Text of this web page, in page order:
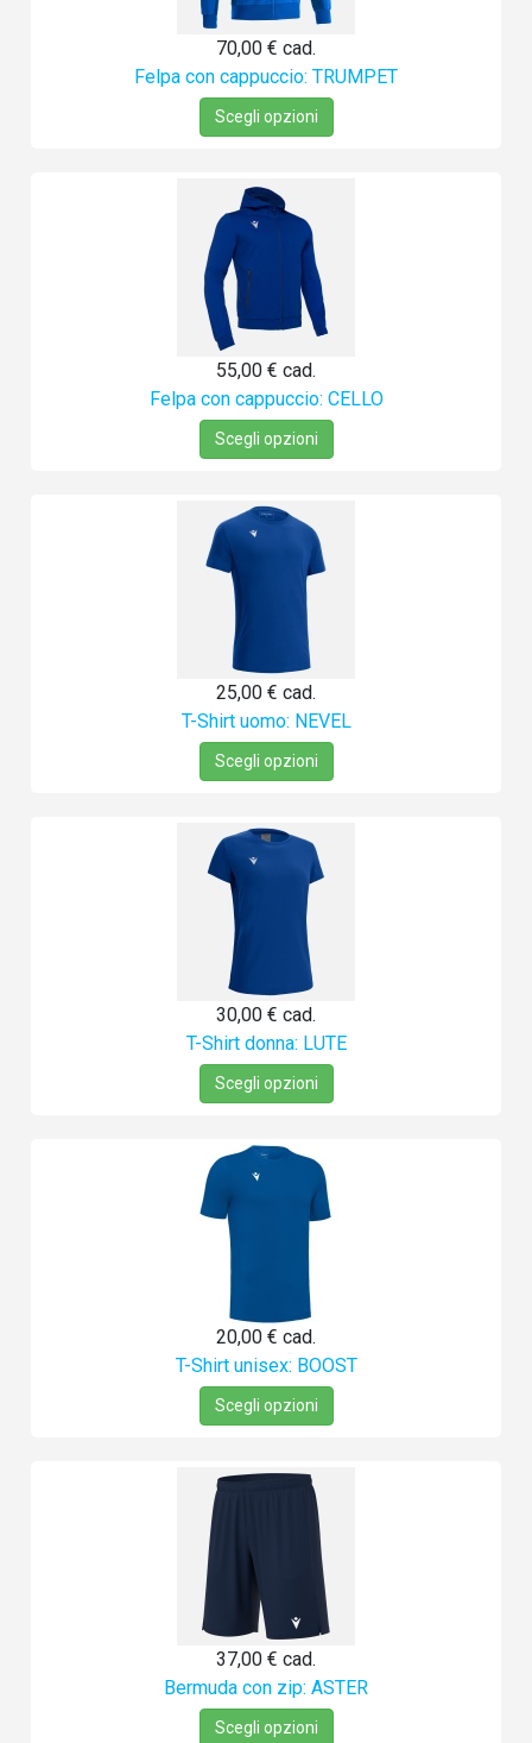
70,00 € cad.
Felpa con cappuccio: TRUMPET
Scegli opzioni
55,00 € cad.
Felpa con cappuccio: CELLO
Scegli opzioni
25,00 € cad.
T-Shirt uomo: NEVEL
Scegli opzioni
30,00 € cad.
T-Shirt donna: LUTE
Scegli opzioni
20,00 € cad.
T-Shirt unisex: BOOST
Scegli opzioni
37,00 € cad.
Bermuda con zip: ASTER
Scegli opzioni